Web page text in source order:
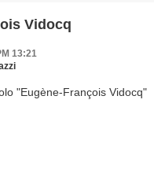
Vidocq
13:21